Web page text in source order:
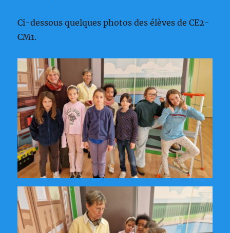
Ci-dessous quelques photos des élèves de CE2-
CM1.